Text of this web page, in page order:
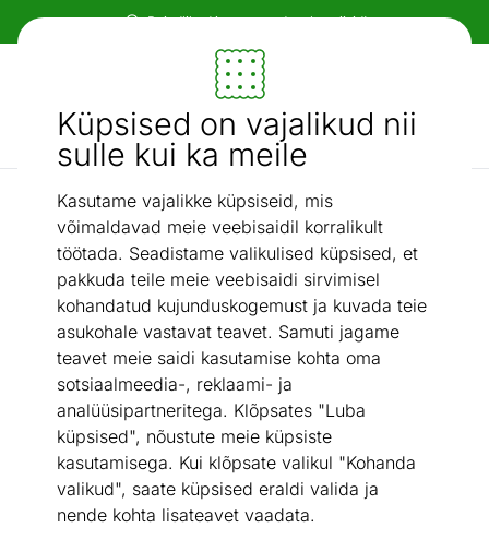
Küpsised on vajalikud nii
sulle kui ka meile
Kasutame vajalikke küpsiseid, mis
võimaldavad meie veebisaidil korralikult
töötada. Seadistame valikulised küpsised, et
pakkuda teile meie veebisaidi sirvimisel
kohandatud kujunduskogemust ja kuvada teie
asukohale vastavat teavet. Samuti jagame
teavet meie saidi kasutamise kohta oma
sotsiaalmeedia-, reklaami- ja
analüüsipartneritega. Klõpsates "Luba
küpsised", nõustute meie küpsiste
kasutamisega. Kui klõpsate valikul "Kohanda
valikud", saate küpsised eraldi valida ja
nende kohta lisateavet vaadata.
Paindlikud ja mugavad makseviisid!
Mööbel ja sisustus - ON24
Otsi...
AI otsing
Abilauad / Korviga abilaud Oskar, hall